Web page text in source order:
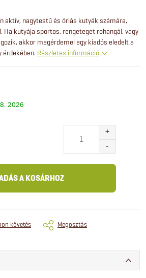
aktív, nagytestű és óriás kutyák számára,
kutyája sportos, rengeteget rohangál, vagy
akkor megérdemel egy kiadós eledelt a
érdekében. Részletes információ
2026
A KOSÁRHOZ
követés Megosztás